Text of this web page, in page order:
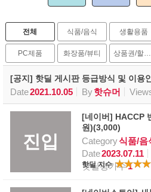
전체 식품/음식 생활용품
PC제품 화장품/뷰티 상품권/할인권
[공지] 핫딜 게시판 등급방식 및 이용
Date2021.10.05 By핫슈머
진입
[네이버] HACCP
원)(3,000)
Category식품/음
Date2023.07.11
핫딜평가수1
핫딜 지수